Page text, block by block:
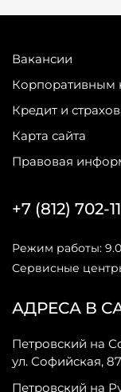
Вакансии
Корпоративным
Кредит и
Карта сайта
Правовая
АДРЕСА В
Петровский на
ул. Софийская, 87
Петровский на
+7 (812) 702-
Режим работы:
Сервисные